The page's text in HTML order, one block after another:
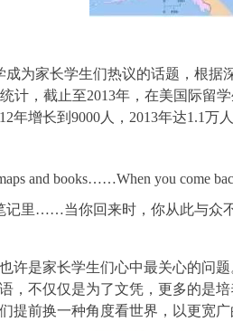
为家长学生们热议的话题，根据
统计，截止至2013年，在美国际
年增长到9000人，2013年达1.1
and books……When you come
记里……当你回来时，你从此与众
许是家长学生们心中最关心的问题
，不仅仅是为了文凭，更多的是
提前换一种角度看世界，以更宽